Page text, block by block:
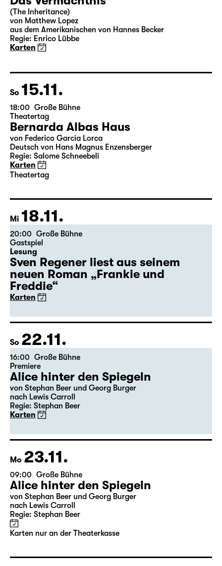
Sa 14.11.
15:00 Große Bühne
Das Vermächtnis
(The Inheritance)
Regie: Enrico Lübbe
Karten
So 15.11.
18:00 Große Bühne
Theatertag
Bernarda Albas Haus
von Federico García Lorca
Karten
Theatertag
Mi 18.11.
20:00 Große Bühne
Gastspiel
Lesung
Sven Regener liest aus seinem
Freddie“
Karten
So 22.11.
16:00
Große Bühne
Premiere
Alice hinter den Spiegeln
nach Lewis Carroll
Regie: Stephan Beer
Karten
Mo 23.11.
09:00 Große Bühne
Alice hinter den Spiegeln
von Stephan Beer und Georg Burger